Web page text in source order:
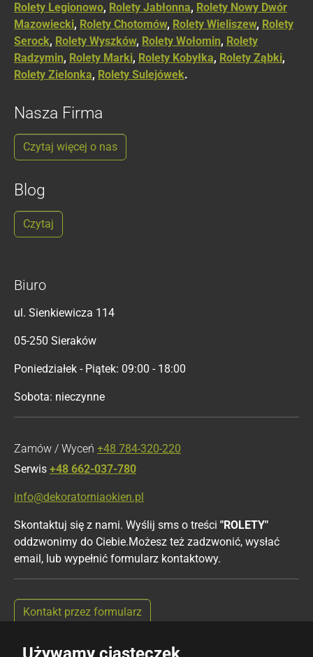
Rolety Legionowo, Rolety Jabłonna, Rolety Nowy Dwór
Mazowiecki, Rolety Chotomów, Rolety Wieliszew, Rolety
Serock, Rolety Wyszków, Rolety Wołomin, Rolety
Radzymin, Rolety Marki, Rolety Kobyłka, Rolety Ząbki,
Rolety Zielonka, Rolety Sulejówek.
Nasza Firma
Czytaj więcej o nas
Blog
Czytaj
Biuro
ul. Sienkiewicza 114
05-250 Sieraków
Poniedziałek - Piątek: 09:00 - 18:00
Sobota: nieczynne
Zamów / Wyceń +48 784-320-220
Serwis +48 662-037-780
info@dekoratorniaokien.pl
Skontaktuj się z nami. Wyślij sms o treści "ROLETY"
oddzwonimy do Ciebie.Możesz też zadzwonić, wysłać
email, lub wypełnić formularz kontaktowy.
Kontakt przez formularz